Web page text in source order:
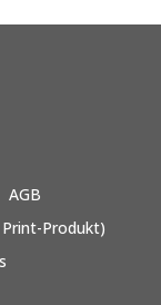
AGB
Produkt)